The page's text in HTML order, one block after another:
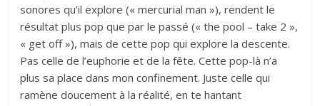
sonores qu’il explore (« mercurial man »), rendent le
résultat plus pop que par le passé (« the pool – take 2 »,
« get off »), mais de cette pop qui explore la descente.
Pas celle de l’euphorie et de la fête. Cette pop-là n’a
plus sa place dans mon confinement. Juste celle qui
ramène doucement à la réalité, en te hantant